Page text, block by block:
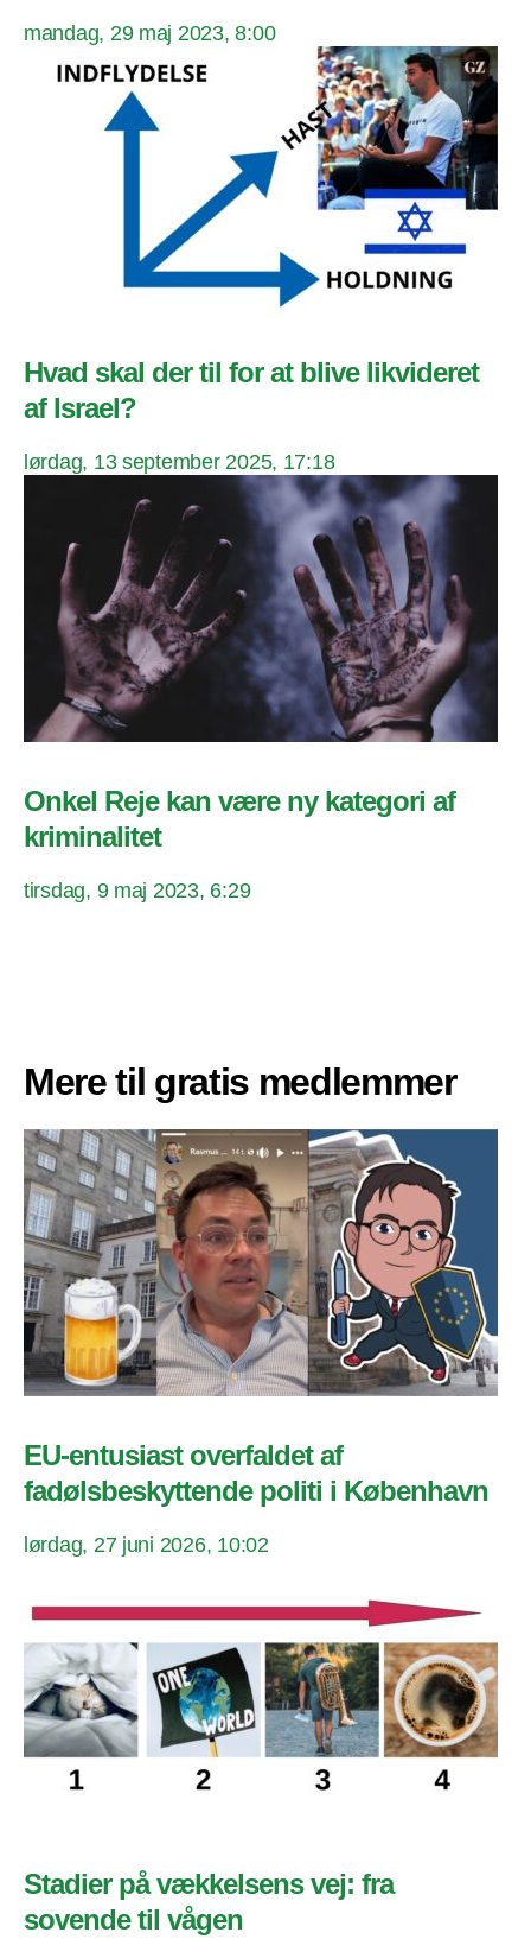
mandag, 29 maj 2023, 8:00
Hvad skal der til for at blive likvideret
af Israel?
lørdag, 13 september 2025, 17:18
Onkel Reje kan være ny kategori af
kriminalitet
tirsdag, 9 maj 2023, 6:29
Mere til gratis medlemmer
EU-entusiast overfaldet af
fadølsbeskyttende politi i København
lørdag, 27 juni 2026, 10:02
Stadier på vækkelsens vej: fra
sovende til vågen